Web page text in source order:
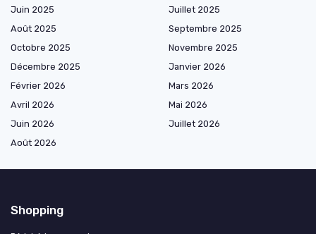
Juin 2025
Juillet 2025
Août 2025
Septembre 2025
Octobre 2025
Novembre 2025
Décembre 2025
Janvier 2026
Février 2026
Mars 2026
Avril 2026
Mai 2026
Juin 2026
Juillet 2026
Août 2026
Shopping